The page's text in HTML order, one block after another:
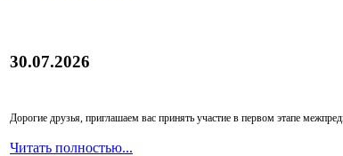
30.07.2026
Дорогие друзья, приглашаем вас принять участие в первом этапе
Читать полностью...